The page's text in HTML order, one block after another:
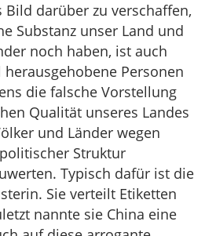
Bild darüber zu verschaffen,
Substanz unser Land und
noch haben, ist auch
Personen
die falsche Vorstellung
Qualität unseres Landes
und Länder wegen
Struktur
Typisch dafür ist die
Sie verteilt Etiketten
nannte sie China eine